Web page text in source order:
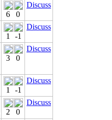
6
0
Discuss
1
-1
Discuss
3 0
Discuss
1
-1
Discuss
2 0
Discuss